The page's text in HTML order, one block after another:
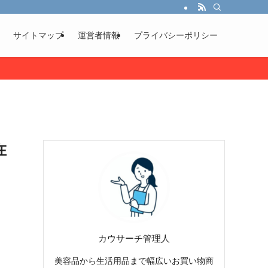
サイトマップ 運営者情報 プライバシーポリシー
カウサーチ管理人
美容品から生活用品まで幅広いお買い物商